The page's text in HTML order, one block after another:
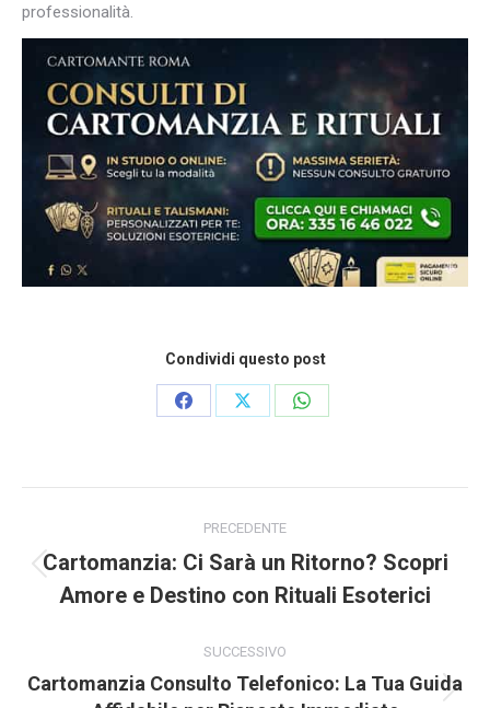
professionalità.
Condividi questo post
Condividi
Facebook
Condividi
X
Condividi
WhatsApp
post
PRECEDENTE
precedente:
Cartomanzia: Ci Sarà un Ritorno? Scopri
Amore e Destino con Rituali Esoterici
SUCCESSIVO
Prossimo
Cartomanzia Consulto Telefonico: La Tua Guida